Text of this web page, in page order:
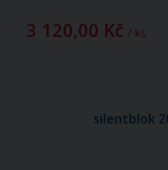
3 120,00 Kč / ks
silentblok